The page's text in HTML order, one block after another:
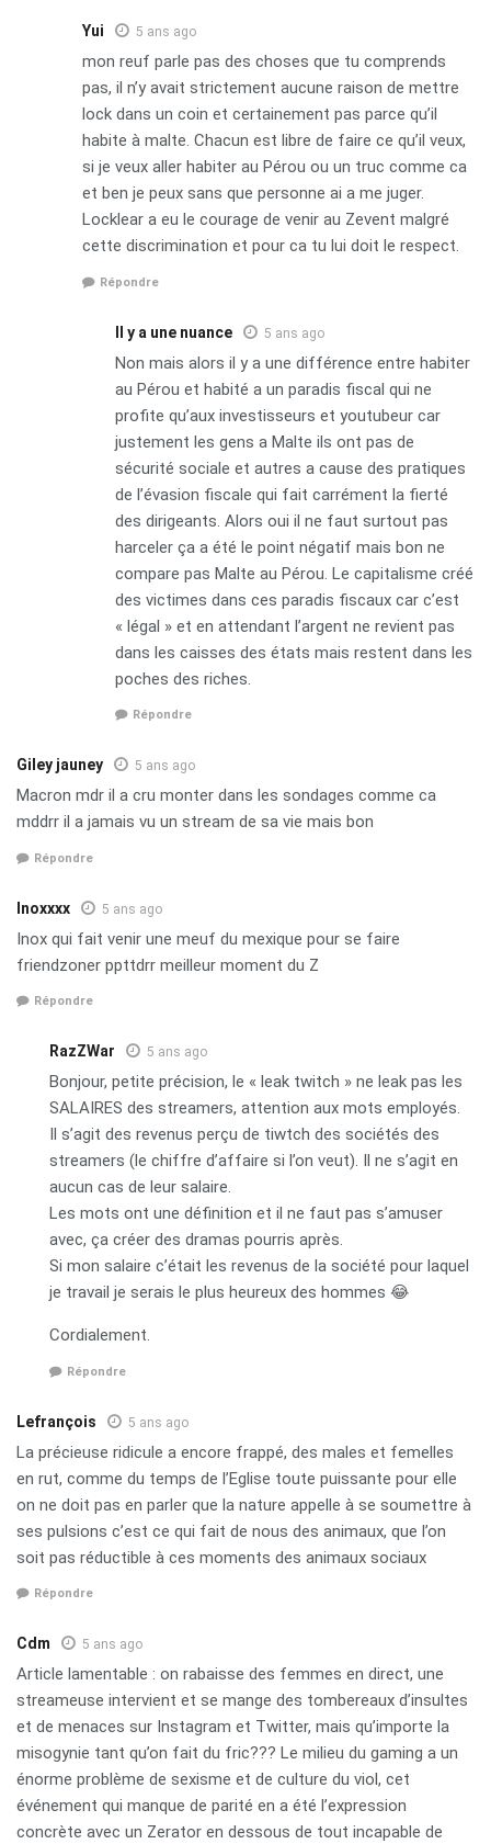
Yui 5 ans ago
mon reuf parle pas des choses que tu comprends
pas, il n’y avait strictement aucune raison de mettre
lock dans un coin et certainement pas parce qu’il
habite à malte. Chacun est libre de faire ce qu’il veux,
si je veux aller habiter au Pérou ou un truc comme ca
et ben je peux sans que personne ai a me juger.
Locklear a eu le courage de venir au Zevent malgré
cette discrimination et pour ca tu lui doit le respect.
Répondre
Il y a une nuance 5 ans ago
Non mais alors il y a une différence entre habiter
au Pérou et habité a un paradis fiscal qui ne
profite qu’aux investisseurs et youtubeur car
justement les gens a Malte ils ont pas de
sécurité sociale et autres a cause des pratiques
de l’évasion fiscale qui fait carrément la fierté
des dirigeants. Alors oui il ne faut surtout pas
harceler ça a été le point négatif mais bon ne
compare pas Malte au Pérou. Le capitalisme créé
des victimes dans ces paradis fiscaux car c’est
« légal » et en attendant l’argent ne revient pas
dans les caisses des états mais restent dans les
poches des riches.
Répondre
Giley jauney 5 ans ago
Macron mdr il a cru monter dans les sondages comme ca
mddrr il a jamais vu un stream de sa vie mais bon
Répondre
Inoxxxx 5 ans ago
Inox qui fait venir une meuf du mexique pour se faire
friendzoner ppttdrr meilleur moment du Z
Répondre
RazZWar 5 ans ago
Bonjour, petite précision, le « leak twitch » ne leak pas les
SALAIRES des streamers, attention aux mots employés.
Il s’agit des revenus perçu de tiwtch des sociétés des
streamers (le chiffre d’affaire si l’on veut). Il ne s’agit en
aucun cas de leur salaire.
Les mots ont une définition et il ne faut pas s’amuser
avec, ça créer des dramas pourris après.
Si mon salaire c’était les revenus de la société pour laquel
je travail je serais le plus heureux des hommes 😂
Cordialement.
Répondre
Lefrançois 5 ans ago
La précieuse ridicule a encore frappé, des males et femelles
en rut, comme du temps de l’Eglise toute puissante pour elle
on ne doit pas en parler que la nature appelle à se soumettre à
ses pulsions c’est ce qui fait de nous des animaux, que l’on
soit pas réductible à ces moments des animaux sociaux
Répondre
Cdm 5 ans ago
Article lamentable : on rabaisse des femmes en direct, une
streameuse intervient et se mange des tombereaux d’insultes
et de menaces sur Instagram et Twitter, mais qu’importe la
misogynie tant qu’on fait du fric??? Le milieu du gaming a un
énorme problème de sexisme et de culture du viol, cet
événement qui manque de parité en a été l’expression
concrète avec un Zerator en dessous de tout incapable de